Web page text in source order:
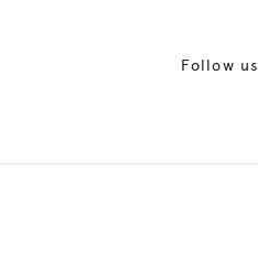
Follow us